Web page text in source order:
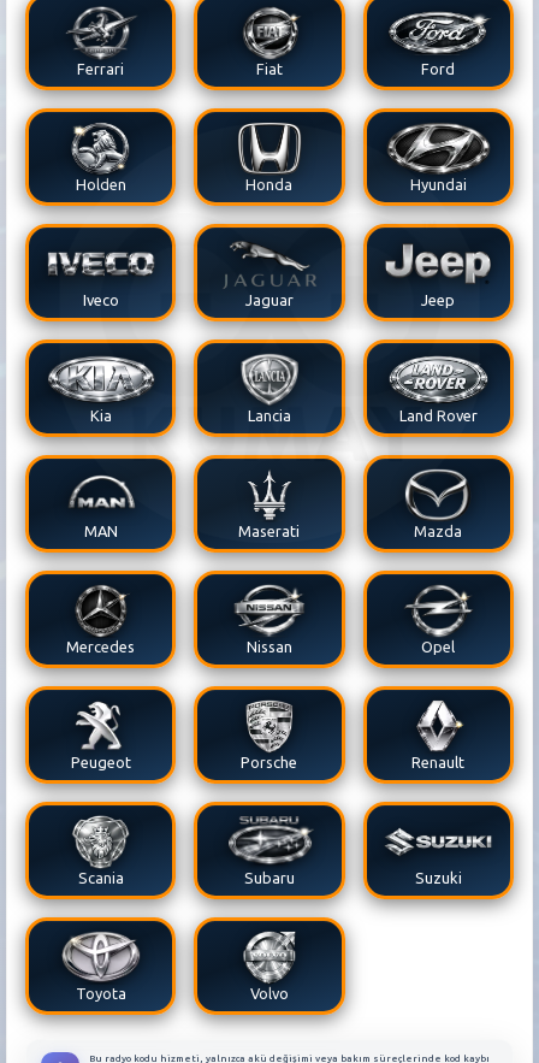
Ferrari Fiat Ford
Holden Honda Hyundai
Iveco Jaguar Jeep
Kia Lancia Land Rover
MAN Maserati Mazda
Mercedes Nissan Opel
Peugeot Porsche Renault
Scania Subaru Suzuki
Toyota Volvo
Bu radyo kodu hizmeti, yalnızca akü değişimi veya bakım süreçlerinde kod kaybı